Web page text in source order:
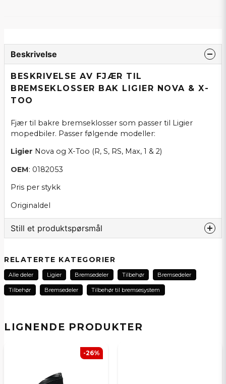
LIGNENDE PRODUKTER
-26%
Beskrivelse
BESKRIVELSE AV FJÆR TIL
BREMSEKLOSSER BAK LIGIER NOVA & X-
TOO
Fjær til bakre bremseklosser som passer til Ligier
mopedbiler. Passer følgende modeller:
Ligier Nova og X-Too (R, S, RS, Max, 1 & 2)
OEM: 0182053
Pris per stykk
Originaldel
Still et produktspørsmål
Spør oss noe om dette produktet...
RELATERTE KATEGORIER
Alle deler Ligier Bremsedeler Tilbehør Bremsedeler
Tilbehør Bremsedeler Tilbehør til bremsesystem